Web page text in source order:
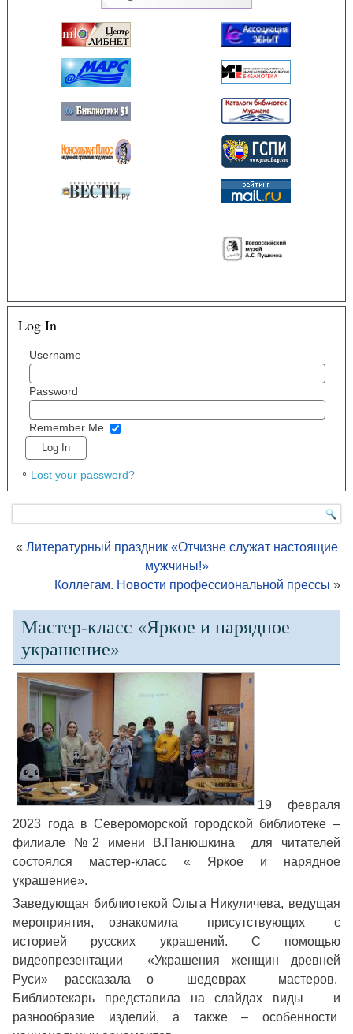
Log In
Username
Password
Remember Me
Lost your password?
« Литературный праздник «Отчизне служат настоящие
мужчины!»
Коллегам. Новости профессиональной прессы »
Мастер-класс «Яркое и нарядное
украшение»
19 февраля
2023 года в Североморской городской библиотеке –
филиале №2 имени В.Панюшкина для читателей
состоялся мастер-класс « Яркое и нарядное
украшение».
Заведующая библиотекой Ольга Никуличева, ведущая
мероприятия, ознакомила присутствующих с
историей русских украшений. С помощью
видеопрезентации «Украшения женщин древней
Руси» рассказала о шедеврах мастеров.
Библиотекарь представила на слайдах виды и
разнообразие изделий, а также – особенности